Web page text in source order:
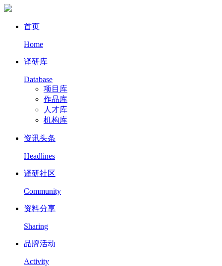
首页
Home
译研库
Database
项目库
作品库
人才库
机构库
资讯头条
Headlines
译研社区
Community
资料分享
Sharing
品牌活动
Activity